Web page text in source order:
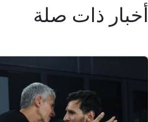
أخبار ذات صلة